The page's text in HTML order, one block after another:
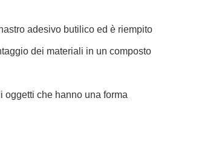
adesivo butilico ed è riempito
dei materiali in un composto
che hanno una forma